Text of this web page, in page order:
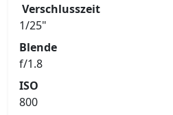
Verschlusszeit
1/25"
Blende
f/1.8
ISO
800